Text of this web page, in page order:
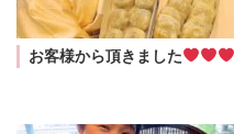
お客様から頂きました